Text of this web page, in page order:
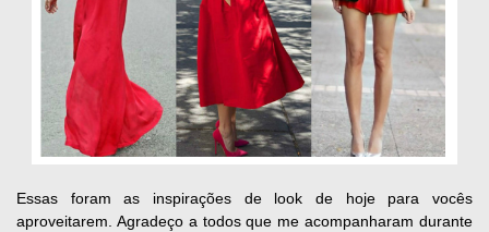
Essas foram as inspirações de look de hoje para vocês
aproveitarem. Agradeço a todos que me acompanharam durante